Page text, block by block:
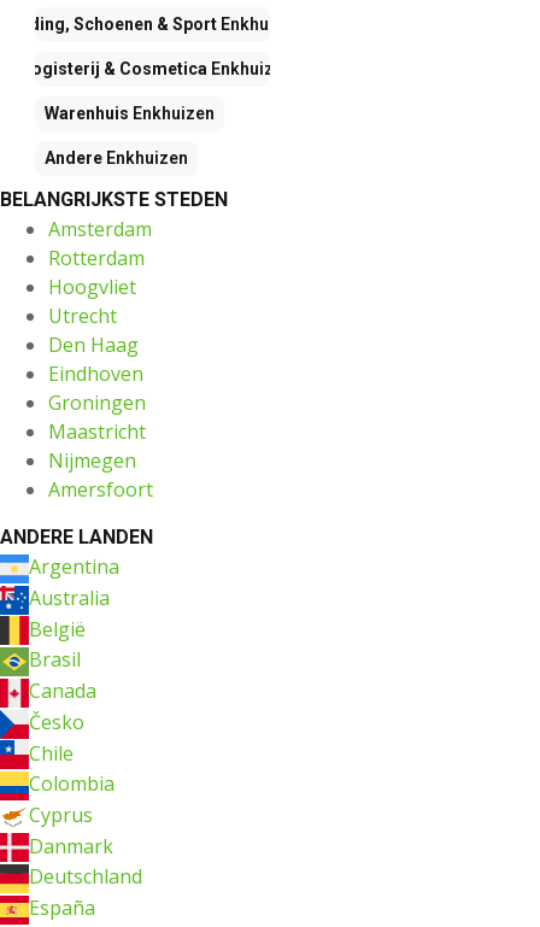
Kleding, Schoenen & SportEnkhuizen
Drogisterij & Cosmetica Enkhuizen
Warenhuis Enkhuizen
Andere Enkhuizen
BELANGRIJKSTE STEDEN
Amsterdam
Rotterdam
Hoogvliet
Utrecht
Den Haag
Eindhoven
Groningen
Maastricht
Nijmegen
Amersfoort
ANDERE LANDEN
Argentina
Australia
België
Brasil
Canada
Česko
Chile
Colombia
Cyprus
Danmark
Deutschland
España